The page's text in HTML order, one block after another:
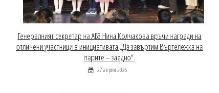
Генералният секретар на АБЗ Нина Колчакова връчи награди на
отличени участници в инициативата „Да завъртим Въртележка на
парите – заедно“.
27 април 2026